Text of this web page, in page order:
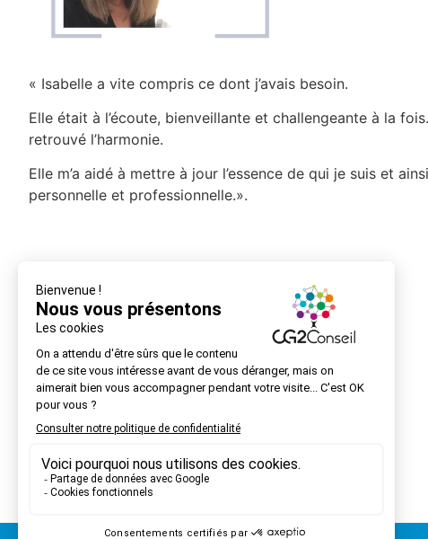
« Isabelle a vite compris ce dont j’avais besoin.
Elle était à l’écoute, bienveillante et challengeante à la
retrouvé l’harmonie.
Elle m’a aidé à mettre à jour l’essence de qui je suis et
personnelle et professionnelle.».